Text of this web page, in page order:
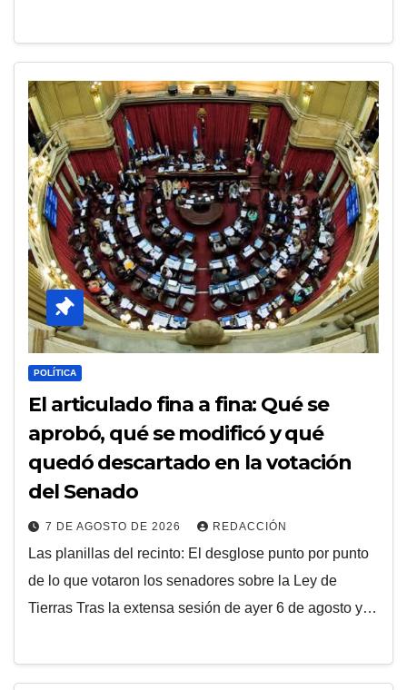
POLÍTICA
El articulado fina a fina: Qué se
aprobó, qué se modificó y qué
quedó descartado en la votación
del Senado
7 DE AGOSTO DE 2026 REDACCIÓN
Las planillas del recinto: El desglose punto por punto
de lo que votaron los senadores sobre la Ley de
Tierras Tras la extensa sesión de ayer 6 de agosto y…